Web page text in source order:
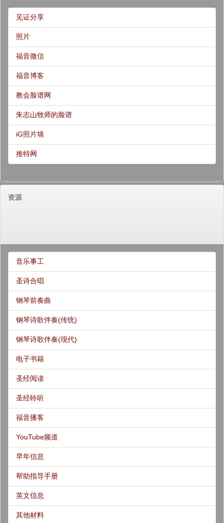
见证分享
照片
福音微信
福音博客
教会脸谱网
朱志山牧师的脸谱
iG照片墙
推特网
资源
音乐事工
圣诗合唱
钢琴前奏曲
钢琴诗歌伴奏(传统)
钢琴诗歌伴奏(现代)
电子书籍
圣经阅读
圣经聆听
福音播客
YouTube频道
早年信息
帮助指导手册
英文信息
其他材料